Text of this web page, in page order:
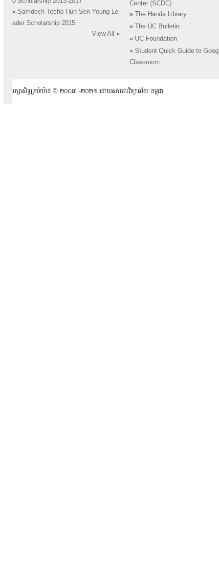
» Samdech Techo Hun Sen Young Le
ader Scholarship 2015
View All
»
Center (SCDC)
»
The Handa Library
»
The UC Bulletin
» UC Foundation
» Student Quick Guide to
Classroom
រក្សាសិទ្ធគ្រប់យ៉ាង ​© ២០០៣ -២០២១ ដោយសាកលវិទ្យាល័យ កម្ពុជា